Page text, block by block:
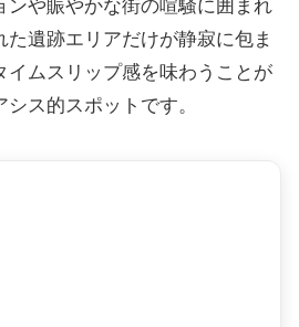
ンや賑やかな街の喧騒に囲まれ
遺跡エリアだけが静寂に包ま
イムスリップ感を味わうことが
ス的スポットです。